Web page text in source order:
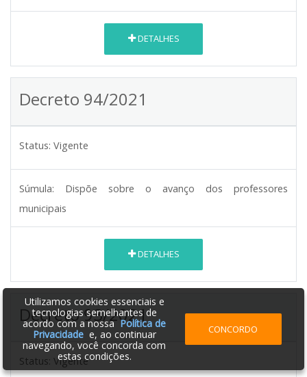
DETALHES
Decreto 94/2021
Status: Vigente
Súmula:
Dispõe sobre o avanço dos professores
municipais
DETALHES
Decreto 93/2021
Status: Vigente
Utilizamos cookies essenciais e
tecnologias semelhantes de
acordo com a nossaPolítica de
Privacidadee, ao continuar
navegando, você concorda com
estas condições.
CONCORDO